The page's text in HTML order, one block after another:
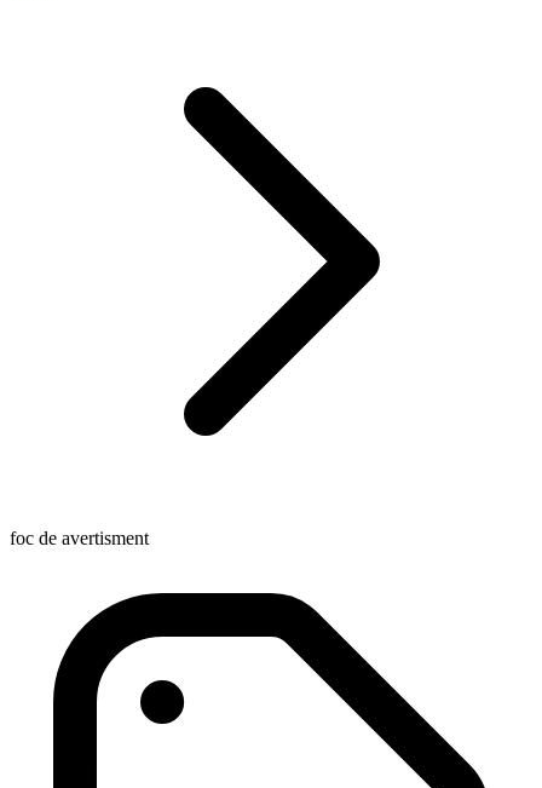
foc de avertisment